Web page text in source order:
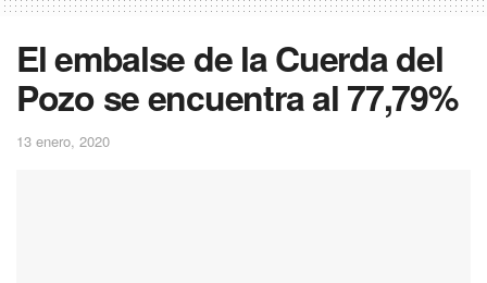
El embalse de la Cuerda del
Pozo se encuentra al 77,79%
13 enero, 2020